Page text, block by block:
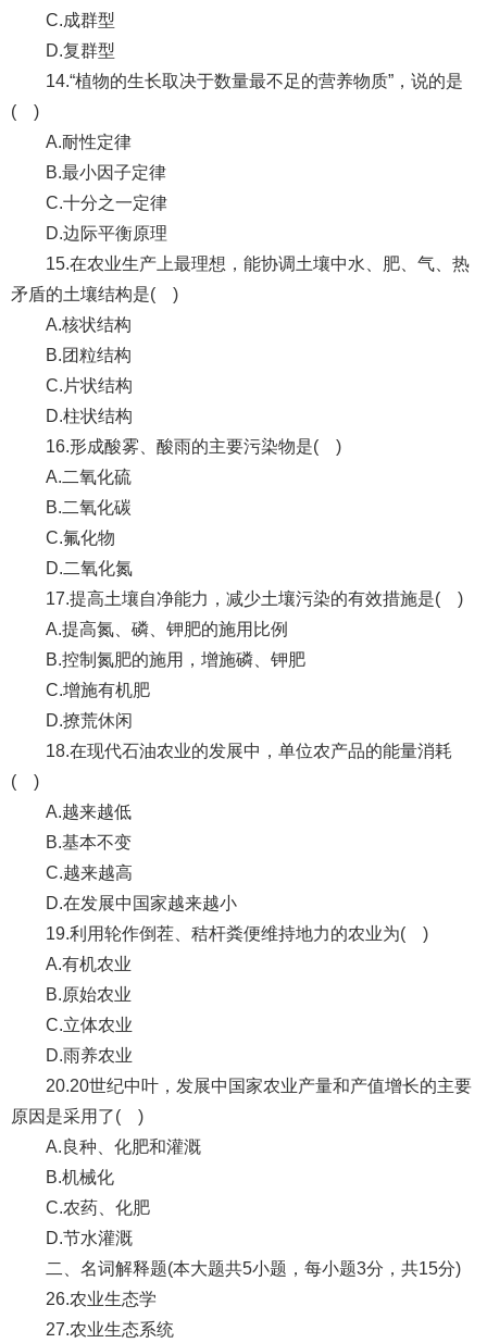
C.成群型
D.复群型
14.“植物的生长取决于数量最不足的营养物质”，说的是
( )
A.耐性定律
B.最小因子定律
C.十分之一定律
D.边际平衡原理
15.在农业生产上最理想，能协调土壤中水、肥、气、热
矛盾的土壤结构是( )
A.核状结构
B.团粒结构
C.片状结构
D.柱状结构
16.形成酸雾、酸雨的主要污染物是( )
A.二氧化硫
B.二氧化碳
C.氟化物
D.二氧化氮
17.提高土壤自净能力，减少土壤污染的有效措施是( )
A.提高氮、磷、钾肥的施用比例
B.控制氮肥的施用，增施磷、钾肥
C.增施有机肥
D.撩荒休闲
18.在现代石油农业的发展中，单位农产品的能量消耗
( )
A.越来越低
B.基本不变
C.越来越高
D.在发展中国家越来越小
19.利用轮作倒茬、秸杆粪便维持地力的农业为( )
A.有机农业
B.原始农业
C.立体农业
D.雨养农业
20.20世纪中叶，发展中国家农业产量和产值增长的主要
原因是采用了( )
A.良种、化肥和灌溉
B.机械化
C.农药、化肥
D.节水灌溉
二、名词解释题(本大题共5小题，每小题3分，共15分)
26.农业生态学
27.农业生态系统